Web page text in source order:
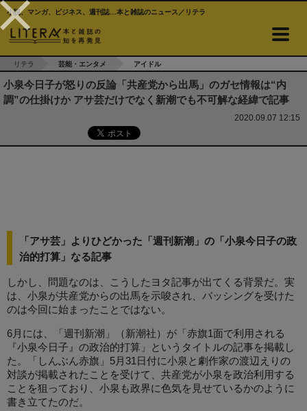
小説、マンガ、ビジネス、週刊誌…本と雑誌のニュース／リテラ
リテラ 芸能・エンタメ アイドル
小泉今日子が怒りの反論「共産党から出馬」のガセ情報は“内
調”の仕掛けか アサ芸だけでなく新潮でも不可解な経緯で記事
2020.09.07 12:15
「アサ芸」よりひどかった「週刊新潮」の「小泉今日子の政
治的打算」なる記事
しかし、問題なのは、こうしたヨタ記事が出てくる背景だ。実
は、小泉が共産党からの出馬を示唆され、バッシングを受けた
のは今回に始まったことではない。
6月には、「週刊新潮」（新潮社）が「赤旗1面で利用される
『小泉今日子』の政治的打算」というタイトルの記事を掲載し
た。「しんぶん赤旗」5月31日付に小泉と劇作家の渡辺えりの
対談が掲載されたことを受けて、共産党が小泉を政治利用する
ことを狙っており、小泉も政界に色気を見せているかのように
書き立てたのだ。